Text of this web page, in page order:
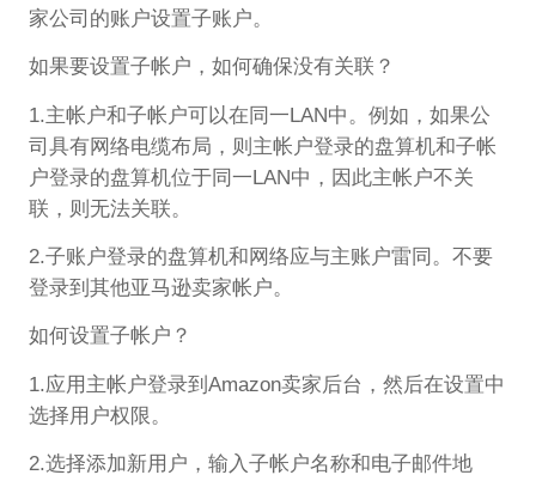
家公司的账户设置子账户。
如果要设置子帐户，如何确保没有关联？
1.主帐户和子帐户可以在同一LAN中。例如，如果公
司具有网络电缆布局，则主帐户登录的盘算机和子帐
户登录的盘算机位于同一LAN中，因此主帐户不关
联，则无法关联。
2.子账户登录的盘算机和网络应与主账户雷同。不要
登录到其他亚马逊卖家帐户。
如何设置子帐户？
1.应用主帐户登录到Amazon卖家后台，然后在设置中
选择用户权限。
2.选择添加新用户，输入子帐户名称和电子邮件地